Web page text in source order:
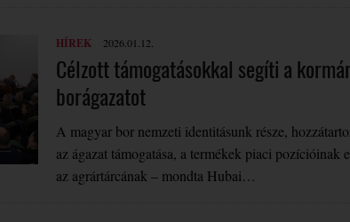
HÍREK 2026.01.12.
Célzott támogatásokkal segíti a
borágazatot
A magyar bor nemzeti identitásunk része,
az ágazat támogatása, a termékek piaci pozícióinak
az agrártárcának – mondta Hubai…